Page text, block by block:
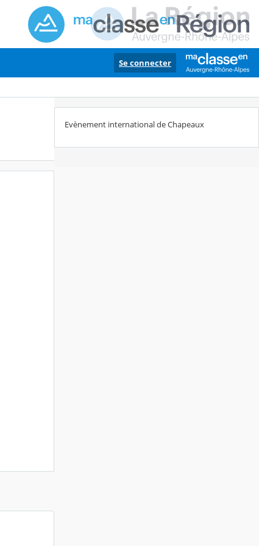
Se connecter
Evènement international de Chapeaux